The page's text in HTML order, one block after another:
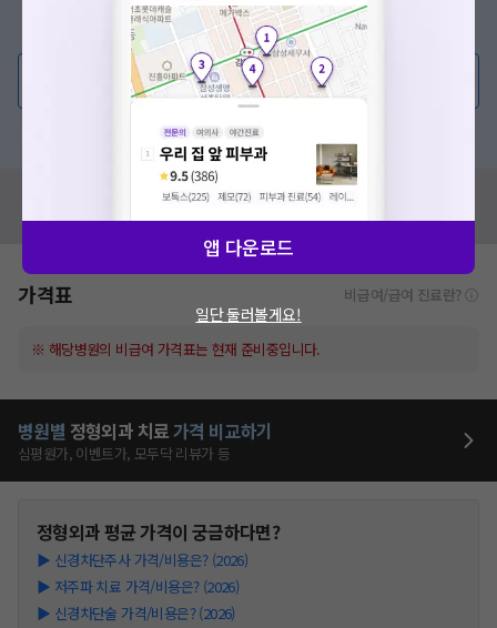
증상/치료, 궁금한 점이 있나요?
의사가 직접 답해드려요!
💬 무엇이든 물어보세요
혹은, 의료상담 서비스에 다양한 게시글 보러가기
혹시 잘못된 병원정보가 있나요?
모두닥 팀에 알려주세요!
가격표 비급여/급여 진료란?
※ 해당병원의 비급여 가격표는 현재 준비중입니다.
병원별 정형외과 치료가격 비교하기
심평원가, 이벤트가, 모두닥 리뷰가 등
정형외과평균 가격이 궁금하다면?
▶ 신경차단주사 가격/비용은? (2026)
▶ 저주파 치료 가격/비용은? (2026)
▶ 신경차단술 가격/비용은? (2026)
앱 다운로드
일단 둘러볼게요!